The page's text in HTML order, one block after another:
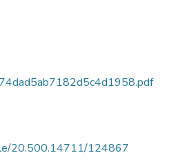
20.500.14711/124867